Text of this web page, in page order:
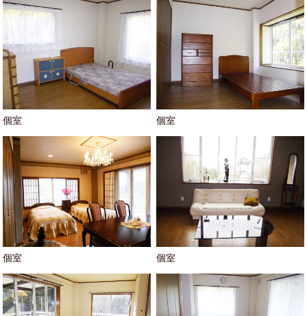
個室 個室
個室 個室